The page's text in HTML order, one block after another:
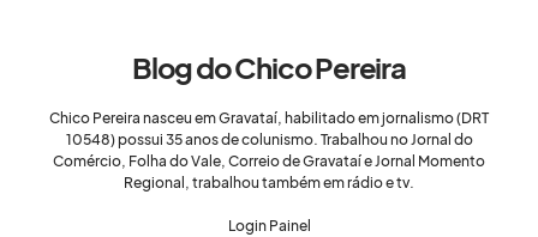
Blog do Chico Pereira
Chico Pereira nasceu em Gravataí, habilitado em jornalismo (DRT
10548) possui 35 anos de colunismo. Trabalhou no Jornal do
Comércio, Folha do Vale, Correio de Gravataí e Jornal Momento
Regional, trabalhou também em rádio e tv.
Login Painel